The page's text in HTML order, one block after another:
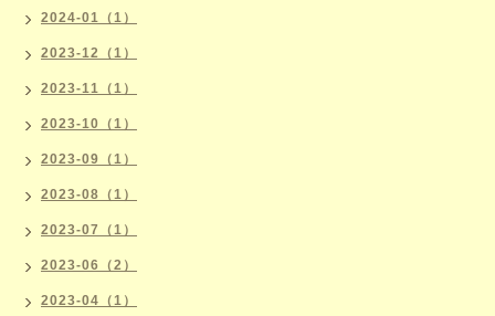
2024-01（1）
2023-12（1）
2023-11（1）
2023-10（1）
2023-09（1）
2023-08（1）
2023-07（1）
2023-06（2）
2023-04（1）